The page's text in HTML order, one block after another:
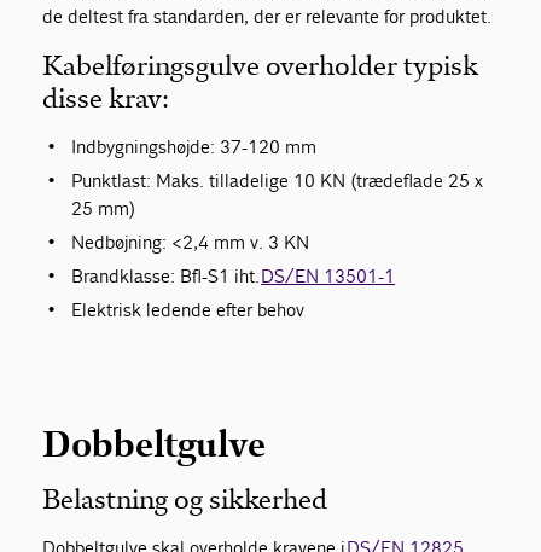
de deltest fra standarden, der er relevante for produktet.
Kabelføringsgulve overholder typisk
disse krav:
Indbygningshøjde: 37-120 mm
Punktlast: Maks. tilladelige 10 KN (trædeflade 25 x
25 mm)
Nedbøjning: <2,4 mm v. 3 KN
Brandklasse: Bfl-S1 iht.DS/EN 13501-1
Elektrisk ledende efter behov
Dobbeltgulve
Belastning og sikkerhed